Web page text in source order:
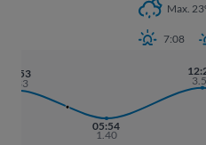
Max.
7:08
23:53
3.33
05:54
1.40